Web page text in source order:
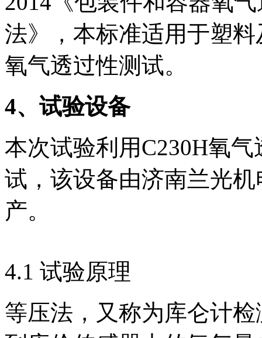
法》，本标准适用于塑
氧气透过性测试。
4、试验设备
本次试验利用C230H氧
试，该设备由济南兰光
产。
4.1 试验原理
等压法，又称为库仑计